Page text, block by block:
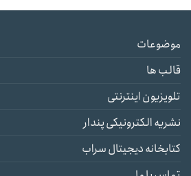
موضوعات
قالب ها
تلویزیون اینترنتی
نشریه الکترونیکی پندار
کتابخانه دیجیتال سراب